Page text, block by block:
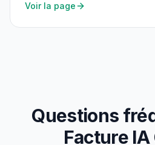
Voir la page
Questions
Facture IA